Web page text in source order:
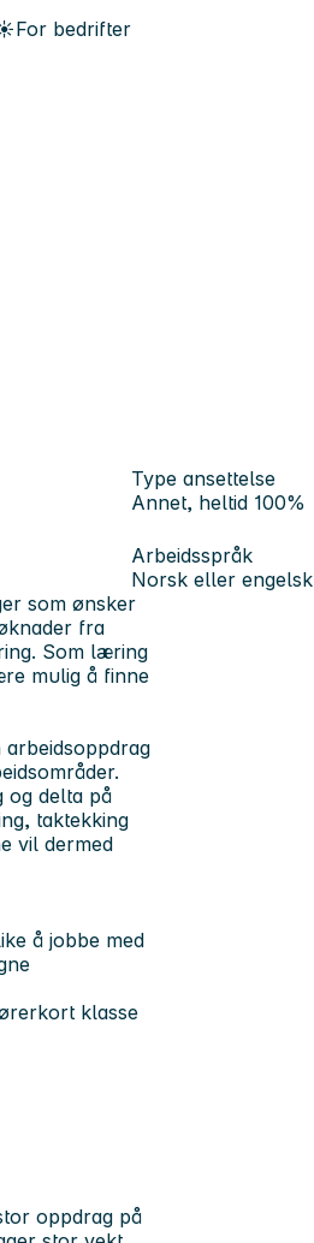
For bedrifter
Type ansettelse
Annet, heltid 100%
Arbeidsspråk
Norsk eller engelsk
som ønsker
fra
Som læring
mulig å finne
og delta på
taktekking
vil dermed
å jobbe med
klasse
oppdrag på